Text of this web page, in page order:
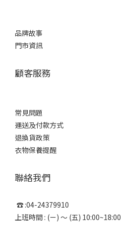
品牌故事
門市資訊
顧客服務
常見問題
運送及付款方式
退換貨政策
衣物保養提醒
聯絡我們
☎ :04-24379910
上班時間 : (ㄧ) ～ (五) 10:00~18:00